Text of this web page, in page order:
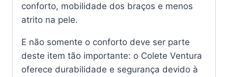
conforto, mobilidade dos braços e menos
atrito na pele.
E não somente o conforto deve ser parte
deste item tão importante: o Colete Ventura
oferece durabilidade e segurança devido à